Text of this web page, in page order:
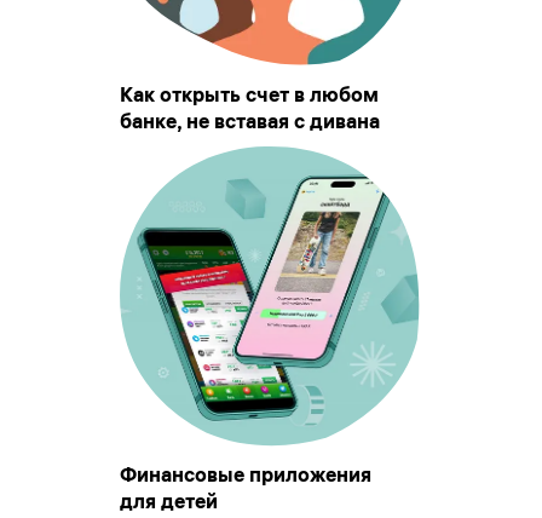
Как открыть счет в любом
банке, не вставая с дивана
Финансовые приложения
для детей